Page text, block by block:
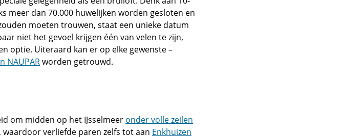
meer dan 70.000 huwelijken worden gesloten en
moeten trouwen, staat een unieke datum
niet het gevoel krijgen één van velen te zijn,
optie. Uiteraard kan er op elke gewenste –
NAUPARworden getrouwd.
om midden op het IJsselmeer onder volle zeilen
, waardoor verliefde paren zelfs tot aan Enkhuizen